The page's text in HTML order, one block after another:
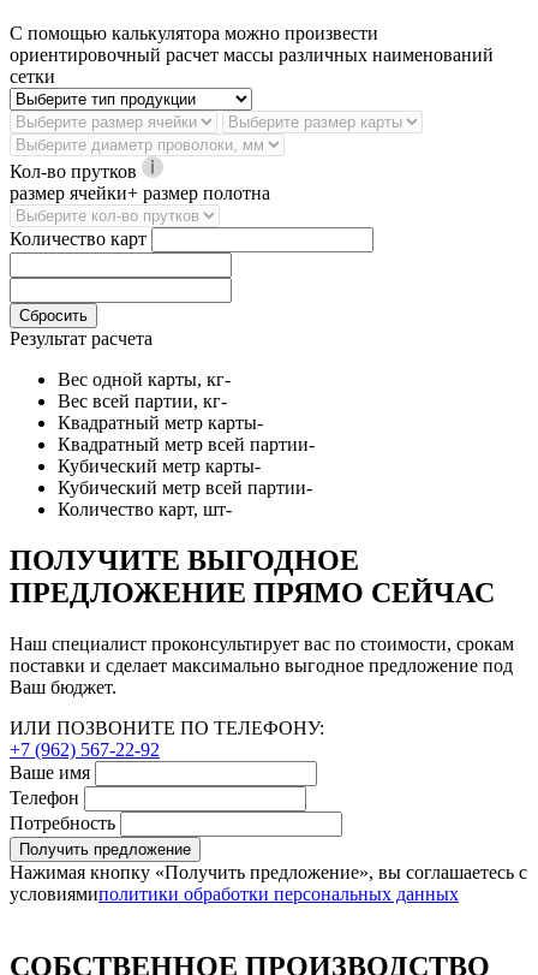
С помощью калькулятора можно произвести
ориентировочный расчет массы различных наименований
сетки
Кол-во прутков
размер ячейки+ размер полотна
Количество карт
Сбросить
Результат расчета
Вес одной карты, кг-
Вес всей партии, кг-
Квадратный метр карты-
Квадратный метр всей партии-
Кубический метр карты-
Кубический метр всей партии-
Количество карт, шт-
ПОЛУЧИТЕ ВЫГОДНОЕ
ПРЕДЛОЖЕНИЕ ПРЯМО СЕЙЧАС
Наш специалист проконсультирует вас по стоимости, срокам
поставки и сделает максимально выгодное предложение под
Ваш бюджет.
ИЛИ ПОЗВОНИТЕ ПО ТЕЛЕФОНУ:
+7 (962) 567-22-92
Ваше имя
Телефон
Потребность
Получить предложение
Нажимая кнопку «Получить предложение», вы соглашаетесь с
условиямиполитики обработки персональных данных
СОБСТВЕННОЕ ПРОИЗВОДСТВО